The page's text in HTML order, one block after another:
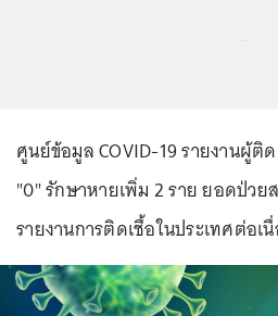
ศูนย์ข้อมูล COVID-19 รายงานผู้ติด
"0" รักษาหายเพิ่ม 2 ราย ยอดป่วย
รายงานการติดเชื้อในประเทศต่อเ